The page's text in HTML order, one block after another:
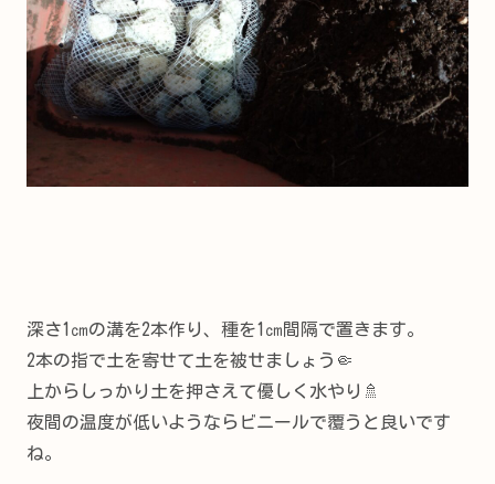
深さ1㎝の溝を2本作り、種を1㎝間隔で置きます。
2本の指で土を寄せて土を被せましょう🤏
上からしっかり土を押さえて優しく水やり🚿
夜間の温度が低いようならビニールで覆うと良いです
ね。